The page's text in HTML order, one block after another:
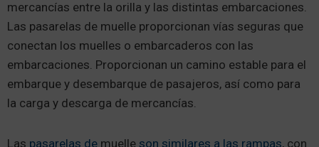
mercancías entre la orilla y las distintas embarcaciones.
Las pasarelas de muelle proporcionan vías seguras que
conectan los muelles o embarcaderos con las
embarcaciones. Proporcionan un camino estable para el
embarque y desembarque de pasajeros, así como para
la carga y descarga de mercancías.
Las pasarelas de muelle son similares a las rampas, con